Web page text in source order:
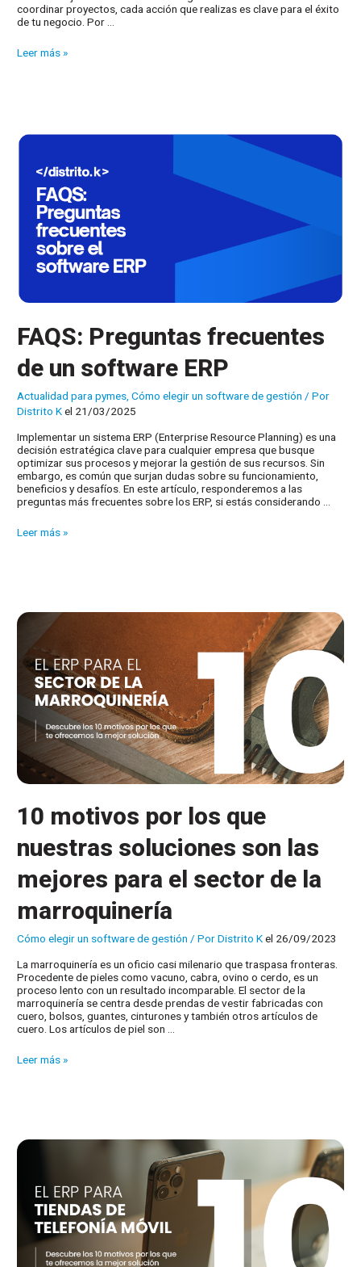
coordinar proyectos, cada acción que realizas es clave para el éxito
de tu negocio. Por …
¿Necesitas
Leer más »
FAQS: Preguntas frecuentes
de un software ERP
Actualidad para pymes ,Cómo elegir un software de gestión / Por
Distrito Kel 21/03/2025
Implementar un sistema ERP (Enterprise Resource Planning) es una
decisión estratégica clave para cualquier empresa que busque
optimizar sus procesos y mejorar la gestión de sus recursos. Sin
embargo, es común que surjan dudas sobre su funcionamiento,
beneficios y desafíos. En este artículo, responderemos a las
preguntas más frecuentes sobre los ERP, si estás considerando …
FAQS:
Leer más »
10 motivos por los que
nuestras soluciones son las
mejores para el sector de la
marroquinería
Cómo elegir un software de gestión / PorDistrito Kel 26/09/2023
La marroquinería es un oficio casi milenario que traspasa fronteras.
Procedente de pieles como vacuno, cabra, ovino o cerdo, es un
proceso lento con un resultado incomparable. El sector de la
marroquinería se centra desde prendas de vestir fabricadas con
cuero, bolsos, guantes, cinturones y también otros artículos de
cuero. Los artículos de piel son …
10
son
para
sector
marroquinería
Leer más »